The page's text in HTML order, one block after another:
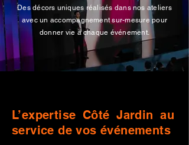
Des décors uniques réalisés dans nos ateliers
avec un accompagnement sur-mesure pour
donner vie à chaque événement.
L’expertise Côté Jardin au
service de vos événements